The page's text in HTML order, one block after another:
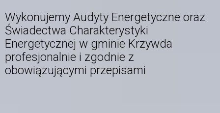
Wykonujemy Audyty Energetyczne oraz
Świadectwa Charakterystyki
Energetycznejw gminie Krzywda
profesjonalnie i zgodnie z
obowiązującymi przepisami